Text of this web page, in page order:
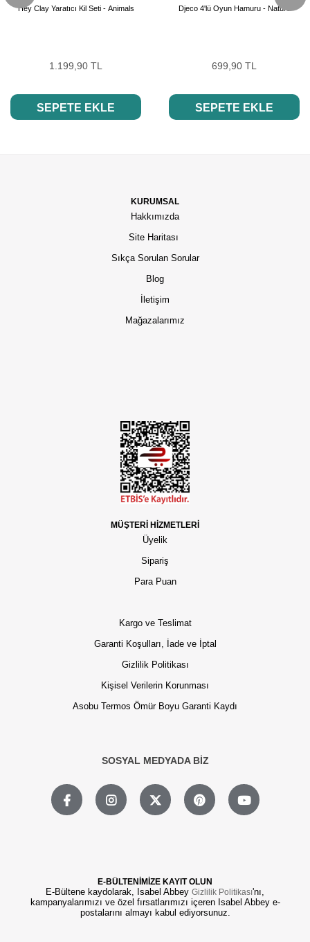
Hey Clay Yaratıcı Kil Seti - Animals
1.199,90 TL
SEPETE EKLE
Djeco 4'lü Oyun Hamuru - Nature
699,90 TL
SEPETE EKLE
KURUMSAL
Hakkımızda
Site Haritası
Sıkça Sorulan Sorular
Blog
İletişim
Mağazalarımız
MÜŞTERİ HİZMETLERİ
Üyelik
Sipariş
Para Puan
Kargo ve Teslimat
Garanti Koşulları, İade ve İptal
Gizlilik Politikası
Kişisel Verilerin Korunması
Asobu Termos Ömür Boyu Garanti Kaydı
SOSYAL MEDYADA BİZ
E-BÜLTENİMİZE KAYIT OLUN
E-Bültene kaydolarak, Isabel Abbey Gizlilik Politikası'nı,
kampanyalarımızı ve özel fırsatlarımızı içeren Isabel Abbey e-
postalarını almayı kabul ediyorsunuz.